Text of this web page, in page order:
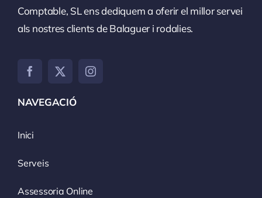
Comptable, SL ens dediquem a oferir el millor servei
als nostres clients de Balaguer i rodalies.
NAVEGACIÓ
Inici
Serveis
Assessoria Online